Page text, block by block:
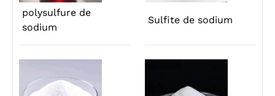
polysulfure de
sodium
Sulfite de sodium